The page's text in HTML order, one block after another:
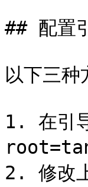
## 配置
以下三种
1. 在引
2. 修